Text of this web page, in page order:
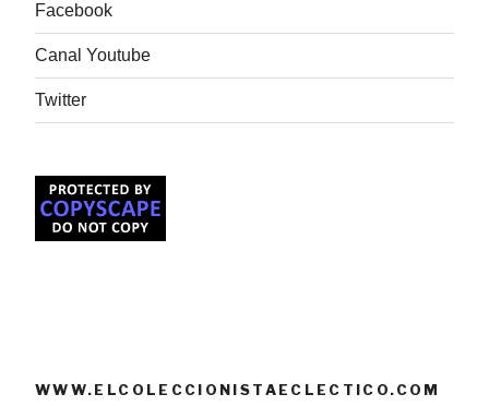
Facebook
Canal Youtube
Twitter
WWW.ELCOLECCIONISTAECLECTICO.COM